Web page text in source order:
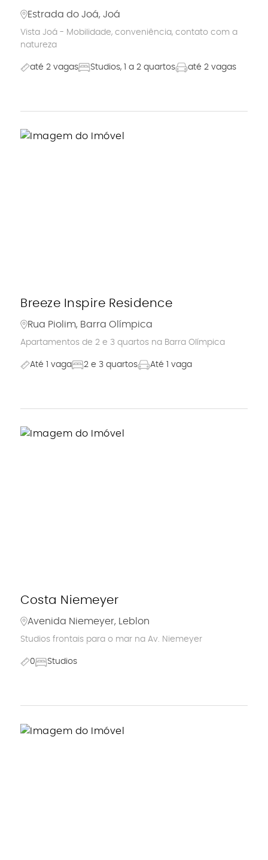
Estrada do Joá, Joá
Vista Joá - Mobilidade, conveniência, contato com a
natureza
até 2 vagas Studios, 1 a 2 quartos até 2 vagas
Breeze Inspire Residence
Rua Piolim, Barra Olímpica
Apartamentos de 2 e 3 quartos na Barra Olímpica
Até 1 vaga 2 e 3 quartos Até 1 vaga
Costa Niemeyer
Avenida Niemeyer, Leblon
Studios frontais para o mar na Av. Niemeyer
0 Studios